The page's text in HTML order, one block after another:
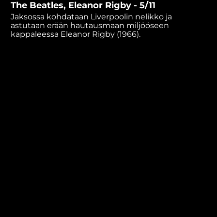
minutes,
22
seconds
The Beatles, Eleanor Rigby - 5/11
Jaksossa kohdataan Liverpoolin nelikko ja
astutaan erään hautausmaan miljööseen
kappaleessa Eleanor Rigby (1966).